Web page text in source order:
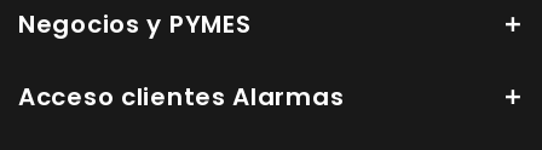
Negocios y PYMES
Acceso clientes Alarmas